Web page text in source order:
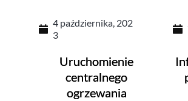
4 października, 202
3
Uruchomienie
centralnego
ogrzewania